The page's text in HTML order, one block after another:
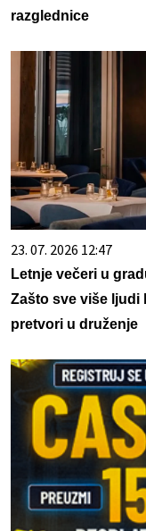
razglednice
23. 07. 2026 12:47
Letnje večeri u
Zašto sve više ljudi
pretvori u druženje